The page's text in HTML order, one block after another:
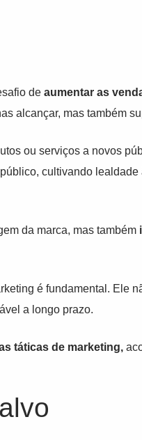
de aumentar as
alcançar, mas também
ou serviços a novos
cultivando
da marca, mas também
é fundamental. Ele
a longo prazo.
s táticas de marketing,